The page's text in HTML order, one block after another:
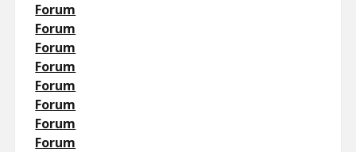
Forum
Forum
Forum
Forum
Forum
Forum
Forum
Forum